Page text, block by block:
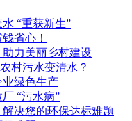
“重获新生”
省心！
力美丽乡村建设
村污水变清水？
绿色生产
“污水病”
决您的环保达标难题